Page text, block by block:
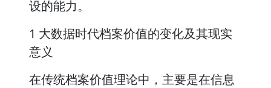
设的能力。
1 大数据时代档案价值的变化及其现实
意义
在传统档案价值理论中，主要是在信息